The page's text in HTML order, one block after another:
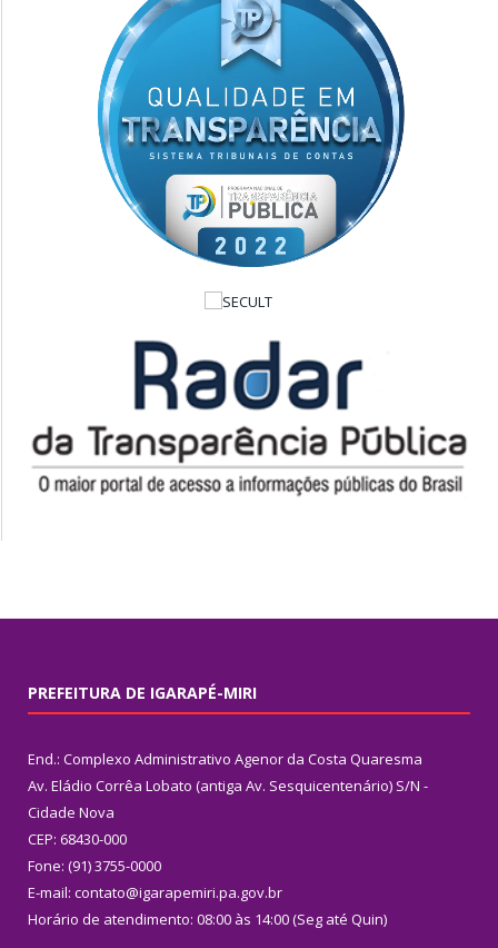
PREFEITURA DE IGARAPÉ-MIRI
End.: Complexo Administrativo Agenor da Costa Quaresma
Av. Eládio Corrêa Lobato (antiga Av. Sesquicentenário) S/N -
Cidade Nova
CEP: 68430-000
Fone: (91) 3755-0000
E-mail: contato@igarapemiri.pa.gov.br
Horário de atendimento: 08:00 às 14:00 (Seg até Quin)